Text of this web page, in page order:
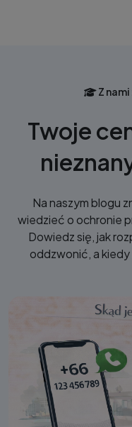
Z
Twoje
Na naszym blogu
wiedzieć o ochronie
Dowiedz się, jak
oddzwonić, a